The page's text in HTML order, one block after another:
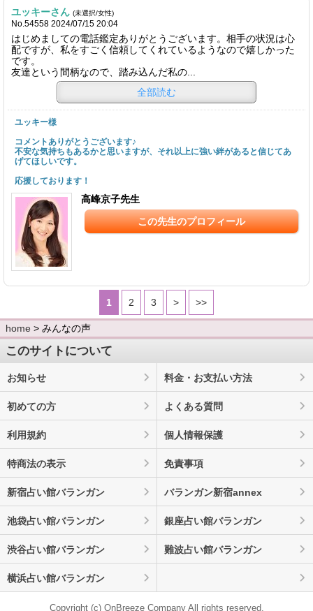
ユッキーさん (未選択/女性)
No.54558 2024/07/15 20:04
はじめましての電話鑑定ありがとうございます。相手の状況は心
配ですが、私をすごく信頼してくれているようなので嬉しかった
です。
友達という間柄なので、踏み込んだ私の...
全部読む
ユッキー様
コメントありがとうございます♪
不安な気持ちもあるかと思いますが、それ以上に強い絆があると信じてあ
げてほしいです。
応援しております！
高峰京子先生
この先生のプロフィール
1 2 3 > >>
home > みんなの声
このサイトについて
お知らせ 料金・お支払い方法
初めての方 よくある質問
利用規約 個人情報保護
特商法の表示 免責事項
新宿占い館バランガン バランガン新宿annex
池袋占い館バランガン 銀座占い館バランガン
渋谷占い館バランガン 難波占い館バランガン
横浜占い館バランガン
Copyright (c) OnBreeze Company All rights reserved.